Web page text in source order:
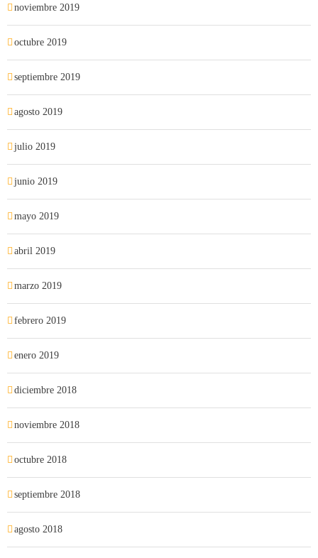
noviembre 2019
octubre 2019
septiembre 2019
agosto 2019
julio 2019
junio 2019
mayo 2019
abril 2019
marzo 2019
febrero 2019
enero 2019
diciembre 2018
noviembre 2018
octubre 2018
septiembre 2018
agosto 2018